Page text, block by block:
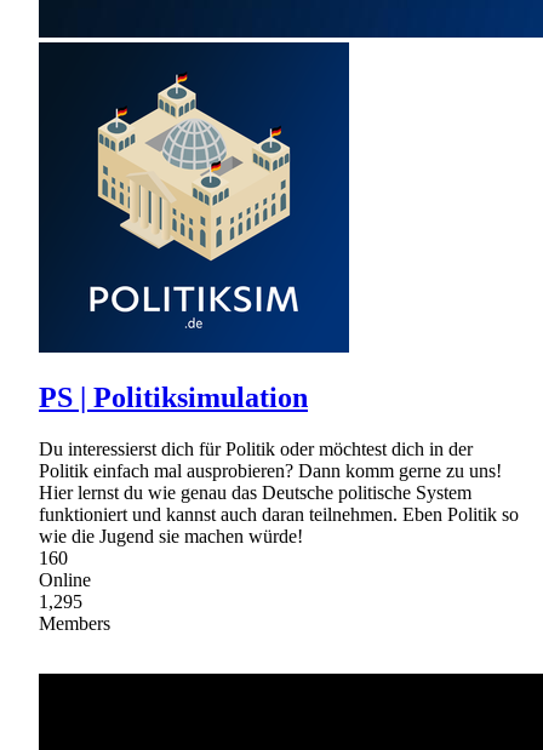
PS | Politiksimulation
Du interessierst dich für Politik oder möchtest dich in der
Politik einfach mal ausprobieren? Dann komm gerne zu uns!
Hier lernst du wie genau das Deutsche politische System
funktioniert und kannst auch daran teilnehmen. Eben Politik so
wie die Jugend sie machen würde!
160
Online
1,295
Members